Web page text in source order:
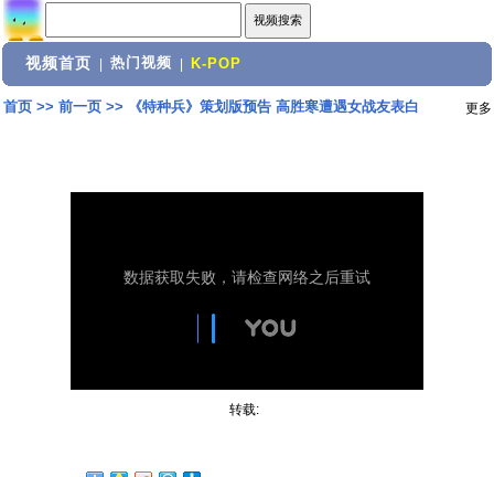
视频首页 热门视频 K-POP
首页>> 前一页>> 《特种兵》策划版预告 高胜寒遭遇女战友表白 更多
转载: